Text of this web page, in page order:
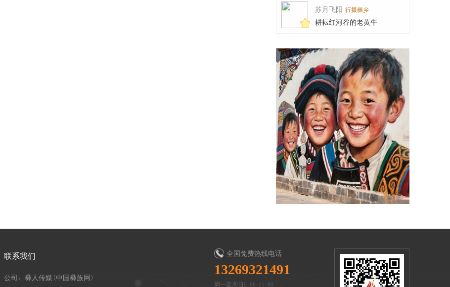
苏月飞阳 行摄彝乡
耕耘红河谷的老黄牛
联系我们
公司：彝人传媒(中国彝族网)
全国免费热线电话
13269321491
周一至周日9:00-21:00